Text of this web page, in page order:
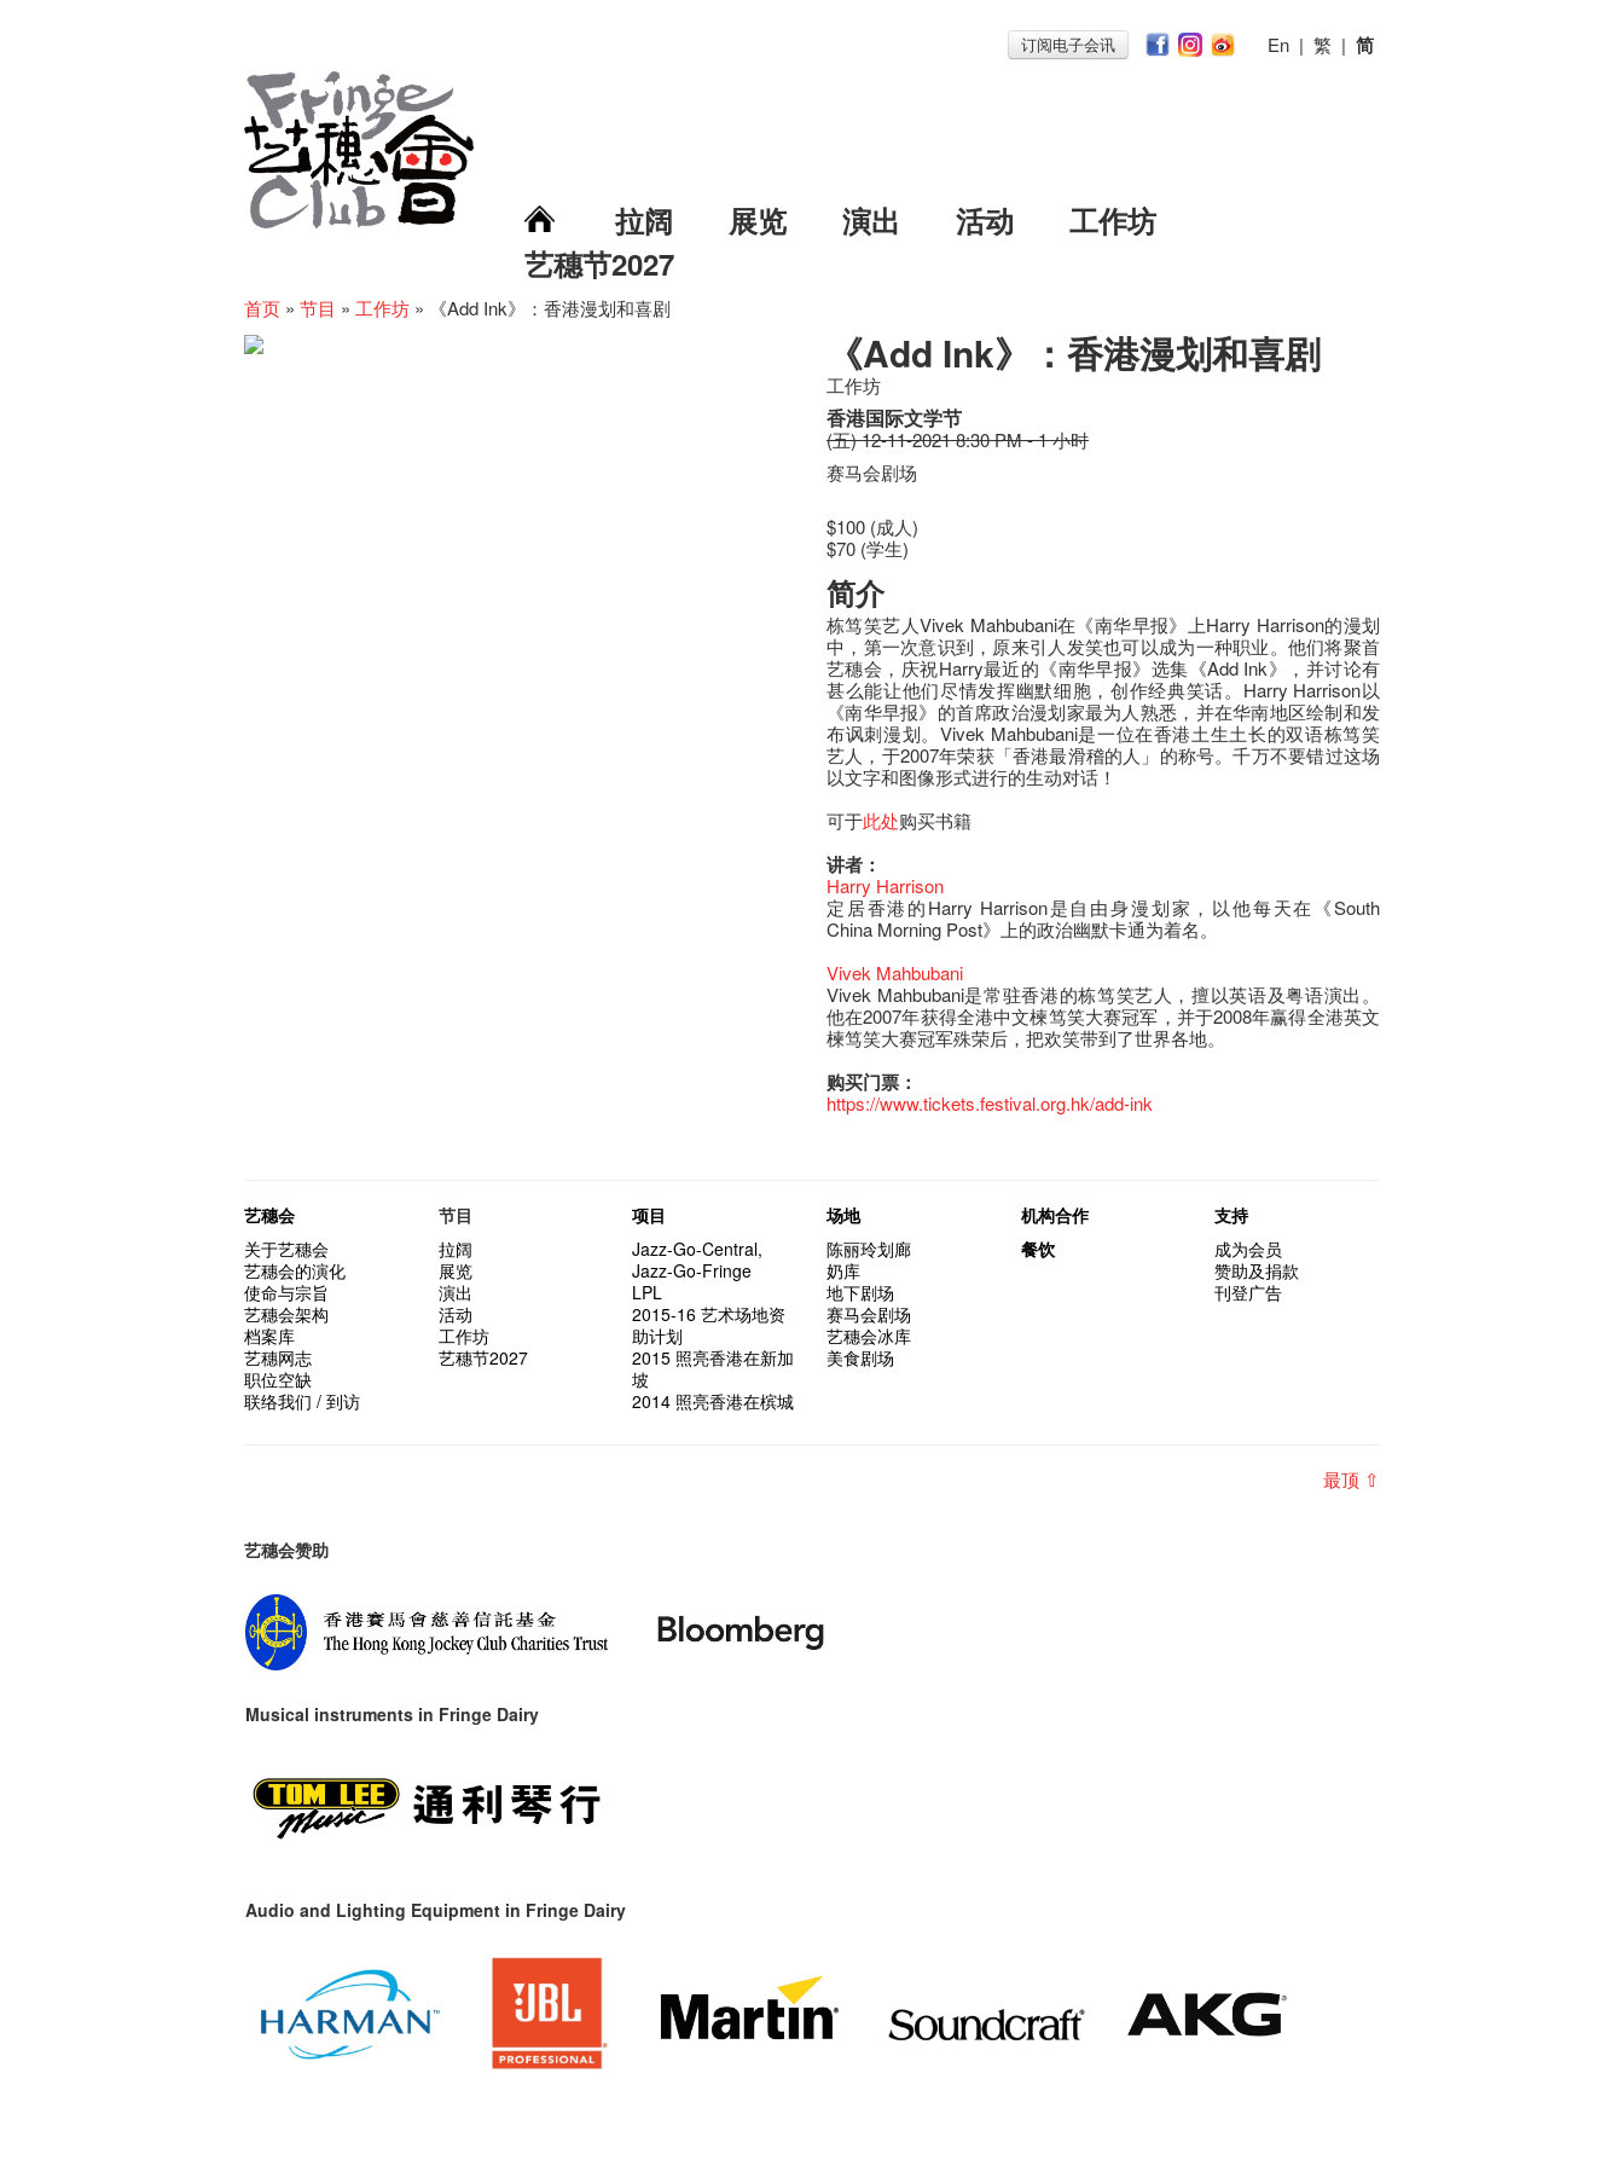
订阅电子会讯 En | 繁 | 简
拉阔 展览 演出 活动
工作坊
艺穗节2027
首页 » 节目 » 工作坊 » 《Add Ink》：香港漫划和喜剧
《Add Ink》：香港漫划和喜剧
工作坊
香港国际文学节
(五) 12-11-2021 8:30 PM - 1 小时
赛马会剧场
$100 (成人)
$70 (学生)
简介
栋笃笑艺人Vivek Mahbubani在《南华早报》上Harry Harrison的漫划
中，第一次意识到，原来引人发笑也可以成为一种职业。他们将聚首
艺穗会，庆祝Harry最近的《南华早报》选集《Add Ink》，并讨论有
甚么能让他们尽情发挥幽默细胞，创作经典笑话。Harry Harrison以
《南华早报》的首席政治漫划家最为人熟悉，并在华南地区绘制和发
布讽刺漫划。Vivek Mahbubani是一位在香港土生土长的双语栋笃笑
艺人，于2007年荣获「香港最滑稽的人」的称号。千万不要错过这场
以文字和图像形式进行的生动对话！
可于此处购买书籍
讲者：
Harry Harrison
定居香港的Harry Harrison是自由身漫划家，以他每天在《South
China Morning Post》上的政治幽默卡通为着名。
Vivek Mahbubani
Vivek Mahbubani是常驻香港的栋笃笑艺人，擅以英语及粤语演出。
他在2007年获得全港中文楝笃笑大赛冠军，并于2008年赢得全港英文
楝笃笑大赛冠军殊荣后，把欢笑带到了世界各地。
购买门票：
https://www.tickets.festival.org.hk/add-ink
艺穗会
关于艺穗会
艺穗会的演化
使命与宗旨
艺穗会架构
档案库
艺穗网志
职位空缺
联络我们 / 到访
节目
拉阔
展览
演出
活动
工作坊
艺穗节2027
项目
Jazz-Go-Central,
Jazz-Go-Fringe
LPL
2015-16 艺术场地资
助计划
2015 照亮香港在新加
坡
2014 照亮香港在槟城
场地
陈丽玲划廊
奶库
地下剧场
赛马会剧场
艺穗会冰库
美食剧场
机构合作
餐饮
支持
成为会员
赞助及捐款
刊登广告
最顶 ⇧
艺穗会赞助
Musical instruments in Fringe Dairy
Audio and Lighting Equipment in Fringe Dairy